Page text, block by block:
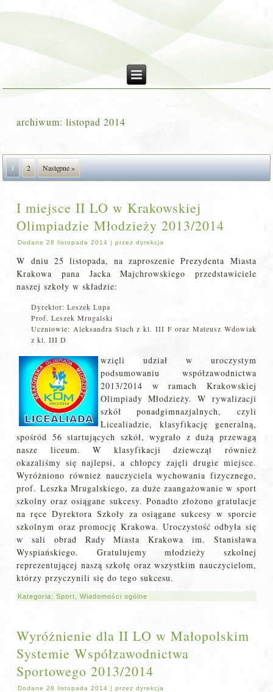
archiwum:listopad 2014
1 2 Następne »
I miejsce II LO w Krakowskiej
Olimpiadzie Młodzieży 2013/2014
Dodane 28 listopada 2014 |przez dyrekcja
W dniu 25 listopada, na zaproszenie Prezydenta Miasta
Krakowa pana Jacka Majchrowskiego przedstawiciele
naszej szkoły w składzie:
Dyrektor: Leszek Lupa
Prof. Leszek Mrugalski
Uczniowie: Aleksandra Stach z kl. III F oraz Mateusz Wdowiak
z kl. III D
wzięli udział w uroczystym
podsumowaniu współzawodnictwa
2013/2014 w ramach Krakowskiej
Olimpiady Młodzieży. W rywalizacji
szkół ponadgimnazjalnych, czyli
Licealiadzie, klasyfikację generalną,
spośród 56 startujących szkół, wygrało z dużą przewagą
nasze liceum. W klasyfikacji dziewcząt również
okazaliśmy się najlepsi, a chłopcy zajęli drugie miejsce.
Wyróżniono również nauczyciela wychowania fizycznego,
prof. Leszka Mrugalskiego, za duże zaangażowanie w sport
szkolny oraz osiągane sukcesy. Ponadto złożono gratulacje
na ręce Dyrektora Szkoły za osiągane sukcesy w sporcie
szkolnym oraz promocję Krakowa. Uroczystość odbyła się
w sali obrad Rady Miasta Krakowa im. Stanisława
Wyspiańskiego. Gratulujemy młodzieży szkolnej
reprezentującej naszą szkołę oraz wszystkim nauczycielom,
którzy przyczynili się do tego sukcesu.
Kategoria:Sport ,Wiadomości ogólne
Wyróżnienie dla II LO w Małopolskim
Systemie Współzawodnictwa
Sportowego 2013/2014
Dodane 28 listopada 2014 |przez dyrekcja